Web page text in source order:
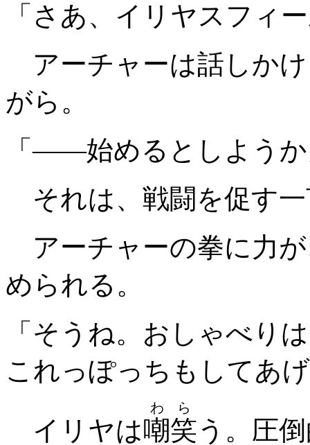
「さあ、イリヤスフィ
アーチャーは話しか
がら。
「――始めるとしよう
それは、戦闘を促す一
アーチャーの拳に力
められる。
「そうね。おしゃべり
これっぽっちもしてあ
イリヤは嘲笑
わら
う。圧